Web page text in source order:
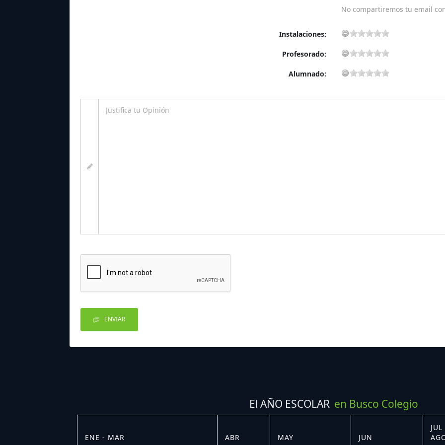
No compartiremos tu email
Instalaciones:
Profesorado:
Alumnado:
ENVIAR
El AÑO ESCOLAR en Busco Colegio
ENE - MAR ABR MAY JUN
JUL